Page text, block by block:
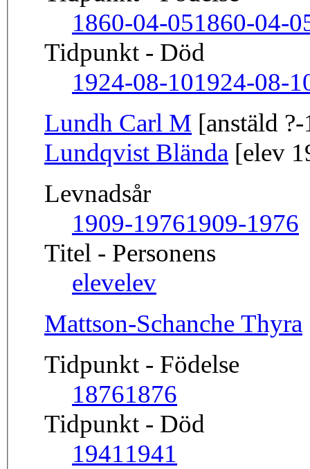
1860-04-051860-04-
Tidpunkt - Död
1924-08-101924-08-
Lundh Carl M [anstäld
Lundqvist Blända [elev
Levnadsår
1909-19761909-1976
Titel - Personens
elevelev
Mattson-Schanche Thyra
Tidpunkt - Födelse
18761876
Tidpunkt - Död
19411941